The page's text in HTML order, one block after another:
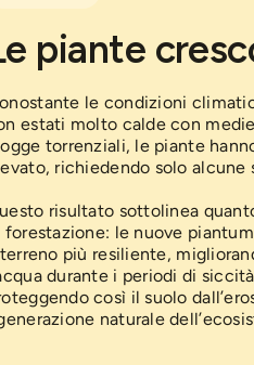
piante
le condizioni
estati molto calde con medie
torrenziali, le piante
richiedendo solo alcune
risultato sottolinea
forestazione: le nuove
più resiliente,
durante i periodi di
così il suolo
naturale